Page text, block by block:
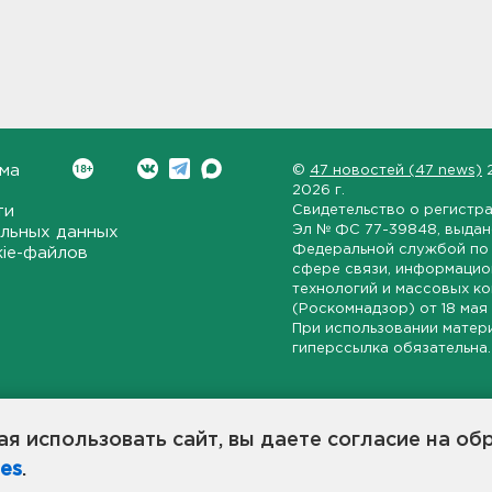
использовать сайт, вы даете согласие на
.
данных
файлов
© 47 новостей (47 news)
2026 г.
Свидетельство о
Эл № ФС 77-39848 ,
Федеральной службой по
сфере связи,
технологий и массовых
(Роскомнадзор) от 18 мая
При использовании
гиперссылка обязательна.
области, экономической и инвестиционной активности в
станет популярной и конструктивной площадкой
в 47-м регионе России.